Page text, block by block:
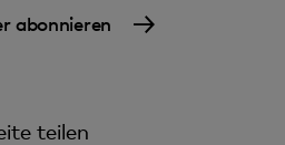
abonnieren
teilen